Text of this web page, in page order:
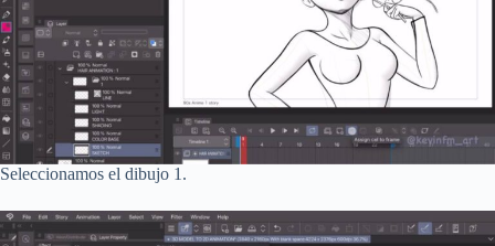
Seleccionamos el dibujo 1.